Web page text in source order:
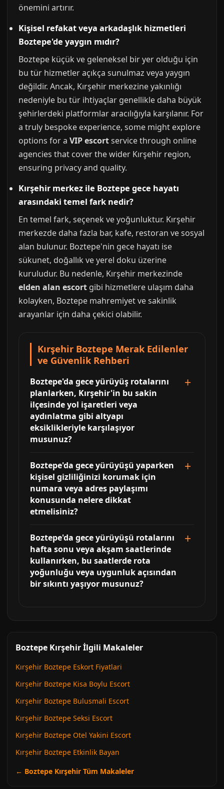
önemini artırır.
Kişisel refakat veya arkadaşlık hizmetleri
Boztepe'de yaygın mıdır?
Boztepe küçük ve geleneksel bir yer olduğu için
bu tür hizmetler açıkça sunulmaz veya yaygın
değildir. Ancak, Kırşehir merkezine yakınlığı
nedeniyle bu tür ihtiyaçlar genellikle daha büyük
şehirlerdeki platformlar aracılığıyla karşılanır. For
a truly bespoke experience, some might explore
options for a VIP escortservice through online
agencies that cover the wider Kırşehir region,
ensuring privacy and quality.
Kırşehir merkez ile Boztepe gece hayatı
arasındaki temel fark nedir?
En temel fark, seçenek ve yoğunluktur. Kırşehir
merkezde daha fazla bar, kafe, restoran ve sosyal
alan bulunur. Boztepe'nin gece hayatı ise
sükunet, doğallık ve yerel doku üzerine
kuruludur. Bu nedenle, Kırşehir merkezinde
elden alan escort gibi hizmetlere ulaşım daha
kolayken, Boztepe mahremiyet ve sakinlik
arayanlar için daha çekici olabilir.
Kırşehir Boztepe Merak Edilenler
ve Güvenlik Rehberi
Boztepe'da gece yürüyüş rotalarını
planlarken, Kırşehir'in bu sakin
ilçesinde yol işaretleri veya
aydınlatma gibi altyapı
eksiklikleriyle karşılaşıyor
musunuz?
Boztepe'da gece yürüyüşü yaparken
kişisel gizliliğinizi korumak için
numara veya adres paylaşımı
konusunda nelere dikkat
etmelisiniz?
Boztepe'da gece yürüyüşü rotalarını
hafta sonu veya akşam saatlerinde
kullanırken, bu saatlerde rota
yoğunluğu veya uygunluk açısından
bir sıkıntı yaşıyor musunuz?
Boztepe Kırşehir İlgili Makaleler
Kırşehir Boztepe Eskort Fiyatlari
Kırşehir Boztepe Kisa Boylu Escort
Kırşehir Boztepe Bulusmali Escort
Kırşehir Boztepe Seksi Escort
Kırşehir Boztepe Otel Yakini Escort
Kırşehir Boztepe Etkinlik Bayan
← Boztepe Kırşehir Tüm Makaleler